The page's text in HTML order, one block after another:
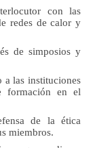
con las
redes de calor y
de simposios y
a las instituciones
formación en el
de la ética
miembros.